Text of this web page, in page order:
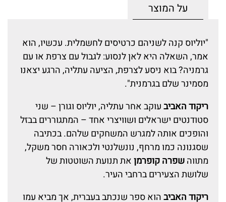
על המוצר
"יוליוס קנה לשניהם כרטיסים לחשמלית. עכשיו, הוא
אמר, השאלה היא לאן לנסוע: לגבול עם צרפת או עם
גרמניה? בוא ניסע לצרפת, הציעה עתליה, הרגע יצאנו
מסמינר שלם בגרמנית".
ריקוד האביבעוקב אחר עתליה, יוליוס וגורן – שני
סטודנטים ישראלים ושוויצרי אחד – המתגוררים בבזל
והופכים אותה למגרש המשחקים שלהם. בכתיבה
שסגנונה כמו מרחף, נונשלנטי ולכאורה חסר משקל,
מתווהשפרה קופרמןאת תנועת השוטטות של
שלושת הצעירים ברחבי העיר.
ריקוד האביבהוא ספר שנכתב בעברית, אך מביא עמו